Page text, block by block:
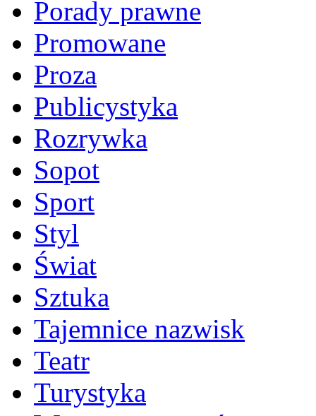
Porady prawne
Promowane
Proza
Publicystyka
Rozrywka
Sopot
Sport
Styl
Świat
Sztuka
Tajemnice nazwisk
Teatr
Turystyka